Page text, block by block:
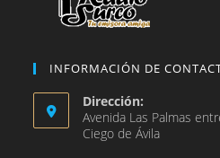
INFORMACIÓN DE
Dirección:
Avenida Las Palmas
Ciego de Ávila